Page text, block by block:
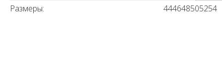
Размеры:
444648505254